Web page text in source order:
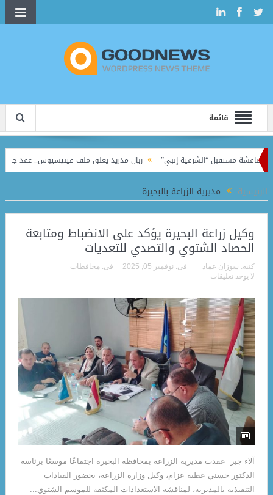
قائمة
مستقبل “الشرقية إنبي”
ريال مدريد يغلق ملف فينيسيوس.. عقد جديد يربط النجم
الرئيسية مديرية الزراعة بالبحيرة
وكيل زراعة البحيرة يؤكد على الانضباط ومتابعة
الحصاد الشتوي والتصدي للتعديات
كتبه: سوزان عماد فى: نوفمبر 05, 2025 فى: محافظات
لا يوجد تعليقات
آلاء جبر عقدت مديرية الزراعة بمحافظة البحيرة اجتماعًا موسعًا برئاسة
الدكتور حسني عطية عزام، وكيل وزارة الزراعة، بحضور القيادات
التنفيذية بالمديرية، لمناقشة الاستعدادات المكثفة للموسم الشتوي...